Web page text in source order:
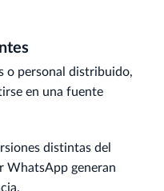
o personal distribuido,
en una fuente
distintas del
WhatsApp generan